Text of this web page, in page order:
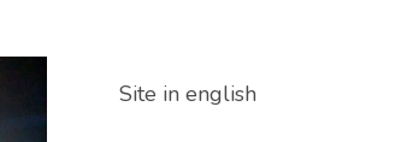
Site in english